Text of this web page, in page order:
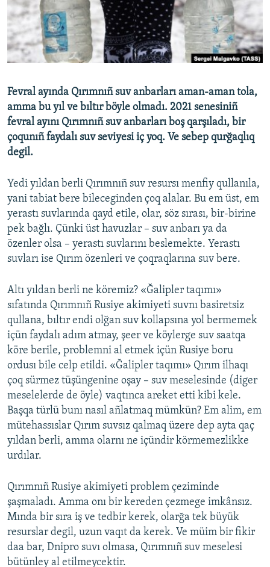
Русский
Українською
RFE/RS bütün saytları
Fevral ayında Qırımnıñ suv anbarları aman-aman tola,
amma bu yıl ve bıltır böyle olmadı. 2021 senesiniñ
fevral ayını Qırımnıñ suv anbarları boş qarşıladı, bir
çoqunıñ faydalı suv seviyesi iç yoq. Ve sebep qurğaqlıq
degil.
Yedi yıldan berli Qırımnıñ suv resursı menfiy qullanıla,
yani tabiat bere bileceginden çoq alalar. Bu em üst, em
yerastı suvlarında qayd etile, olar, söz sırası, bir-birine
pek bağlı. Çünki üst havuzlar – suv anbarı ya da
özenler olsa – yerastı suvlarını beslemekte. Yerastı
suvları ise Qırım özenleri ve çoqraqlarına suv bere.
Altı yıldan berli ne köremiz? «Ğalipler taqımı»
sıfatında Qırımnıñ Rusiye akimiyeti suvnı basiretsiz
qullana, bıltır endi olğan suv kollapsına yol bermemek
içün faydalı adım atmay, şeer ve köylerge suv saatqa
köre berile, problemni al etmek içün Rusiye boru
ordusı bile celp etildi. «Ğalipler taqımı» Qırım ilhaqı
çoq sürmez tüşüngenine oşay – suv meselesinde (diger
meselelerde de öyle) vaqtınca areket etti kibi kele.
Başqa türlü bunı nasıl añlatmaq mümkün? Em alim, em
mütehassıslar Qırım suvsız qalmaq üzere dep ayta qaç
yıldan berli, amma olarnı ne içündir körmemezlikke
urdılar.
Qırımnıñ Rusiye akimiyeti problem çeziminde
şaşmaladı. Amma onı bir kereden çezmege imkânsız.
Mında bir sıra iş ve tedbir kerek, olarğa tek büyük
resurslar degil, uzun vaqıt da kerek. Ve müim bir fikir
daa bar, Dnipro suvı olmasa, Qırımnıñ suv meselesi
bütünley al etilmeycektir.